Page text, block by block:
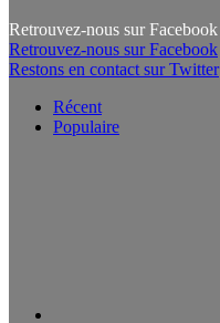
Retrouvez-nous sur Facebook
Retrouvez-nous sur Facebook
Restons en contact sur Twitter
Récent
Populaire